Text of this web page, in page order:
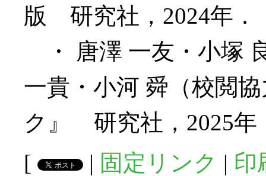
版 研究社，2024年．
・ 唐澤 一友・小塚
一貴・小河 舜（校閲
ク』 研究社，2025年
[
| 固定リンク | 印